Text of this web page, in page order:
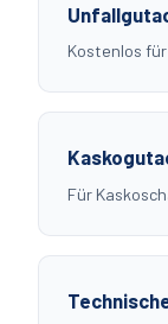
Kostenlos
Für